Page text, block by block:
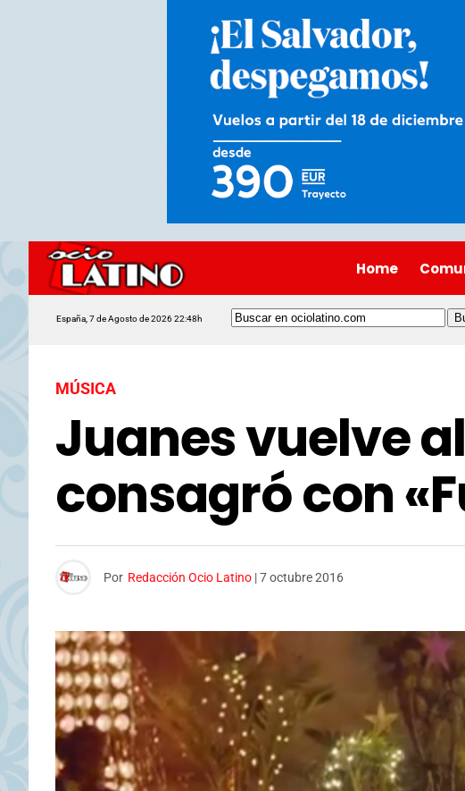
Home
España, 7 de Agosto de 2026 22:48h
MÚSICA
Juanes vuelve
consagró con
Por Redacción Ocio Latino |7 octubre 2016